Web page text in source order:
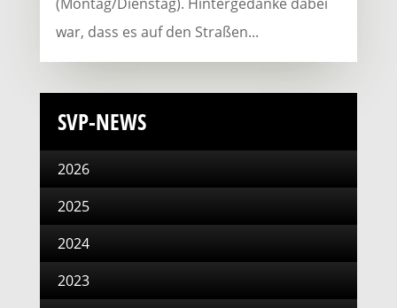
war, dass es auf den Straßen...
SVP-NEWS
2026
2025
2024
2023